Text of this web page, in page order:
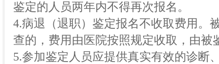
鉴定的人员两年内不得再次报名。
4.病退（退职）鉴定报名不收取费用。
查的，费用由医院按照规定收取，由被
5.参加鉴定人员应提供真实有效的诊断